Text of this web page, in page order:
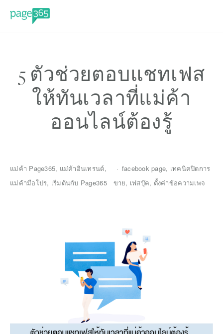
5 ตัวช่วยตอบแชทเฟส
ให้ทันเวลาที่แม่ค้า
ออนไลน์ต้องรู้
แม่ค้า Page365, แม่ค้าอินเทรนด์,
แม่ค้ามือโปร, เริ่มต้นกับ Page365
facebook page, เทคนิคปิดการ
ขาย, เฟสบุ๊ค, ตั้งค่าข้อความเพจ